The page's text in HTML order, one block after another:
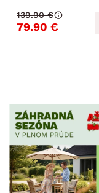
79.90 €
139.90 €